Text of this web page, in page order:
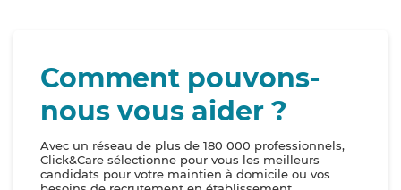
Comment pouvons-
nous vous aider ?
Avec un réseau de plus de 180 000 professionnels,
Click&Care sélectionne pour vous les meilleurs
candidats pour votre maintien à domicile ou vos